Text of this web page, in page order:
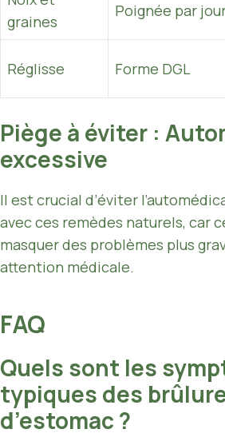
graines
Poignée par
Réglisse Forme DGL
Piège à éviter :
excessive
Il est crucial d’éviter
avec ces remèdes naturels, car
masquer des problèmes plus
attention médicale.
FAQ
Quels sont les
typiques des
d’estomac ?